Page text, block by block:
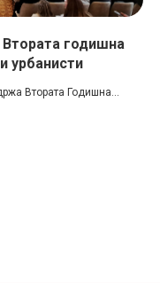
годишна
урбанисти
Втората Годишна...